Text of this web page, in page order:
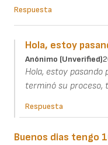
Respuesta
Hola, estoy
Anónimo (unverified)
Hola, estoy pasando
terminó su proceso,
Respuesta
Buenos dias tengo